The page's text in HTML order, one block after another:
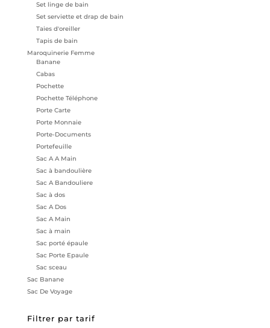
Set linge de bain
Set serviette et drap de bain
Taies d'oreiller
Tapis de bain
Maroquinerie Femme
Banane
Cabas
Pochette
Pochette Téléphone
Porte Carte
Porte Monnaie
Porte-Documents
Portefeuille
Sac A A Main
Sac à bandoulière
Sac A Bandouliere
Sac à dos
Sac A Dos
Sac A Main
Sac à main
Sac porté épaule
Sac Porte Epaule
Sac sceau
Sac Banane
Sac De Voyage
Filtrer par tarif